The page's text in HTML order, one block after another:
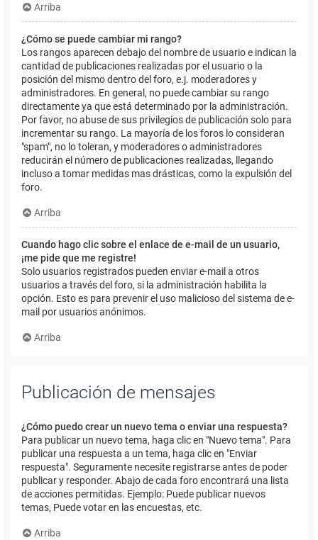
Arriba
¿Cómo se puede cambiar mi rango?
Los rangos aparecen debajo del nombre de usuario e indican la
cantidad de publicaciones realizadas por el usuario o la
posición del mismo dentro del foro, e.j. moderadores y
administradores. En general, no puede cambiar su rango
directamente ya que está determinado por la administración.
Por favor, no abuse de sus privilegios de publicación solo para
incrementar su rango. La mayoría de los foros lo consideran
"spam", no lo toleran, y moderadores o administradores
reducirán el número de publicaciones realizadas, llegando
incluso a tomar medidas mas drásticas, como la expulsión del
foro.
Arriba
Cuando hago clic sobre el enlace de e-mail de un usuario,
¡me pide que me registre!
Solo usuarios registrados pueden enviar e-mail a otros
usuarios a través del foro, si la administración habilita la
opción. Esto es para prevenir el uso malicioso del sistema de e-
mail por usuarios anónimos.
Arriba
Publicación de mensajes
¿Cómo puedo crear un nuevo tema o enviar una respuesta?
Para publicar un nuevo tema, haga clic en "Nuevo tema". Para
publicar una respuesta a un tema, haga clic en "Enviar
respuesta". Seguramente necesite registrarse antes de poder
publicar y responder. Abajo de cada foro encontrará una lista
de acciones permitidas. Ejemplo: Puede publicar nuevos
temas, Puede votar en las encuestas, etc.
Arriba